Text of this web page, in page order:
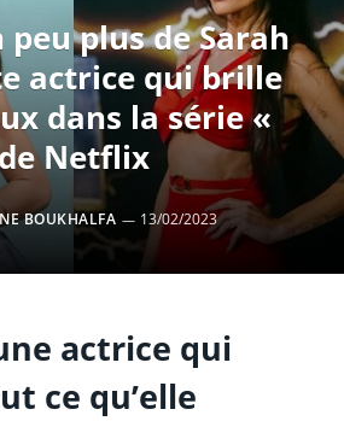
plus de Sarah
actrice qui brille
dans la série «
Netflix
BOUKHALFA 13/02/2023
actrice qui
ce qu’elle